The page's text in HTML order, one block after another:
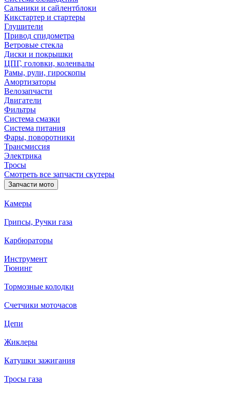
Сальники и сайлентблоки
Кикстартер и стартеры
Глушители
Привод спидометра
Ветровые стекла
Диски и покрышки
ЦПГ, головки, коленвалы
Рамы, рули, гироскопы
Амортизаторы
Велозапчасти
Двигатели
Фильтры
Система смазки
Система питания
Фары, поворотники
Трансмиссия
Электрика
Тросы
Смотреть все запчасти скутеры
Запчасти мото
Камеры
Грипсы, Ручки газа
Карбюраторы
Инструмент
Тюнинг
Тормозные колодки
Счетчики моточасов
Цепи
Жиклеры
Катушки зажигания
Тросы газа